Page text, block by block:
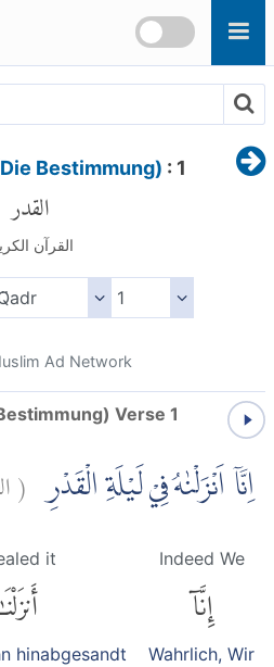
Bestimmung) : 1
القدر
القرآن
Ad Network
Verse 1
اِنَّآ اَنْزَلْنٰهُ فِيْ لَيْلَةِ الْقَدْرِ (
Indeed We
إِنَّآ
Wahrlich, Wir
it
hinabgesandt